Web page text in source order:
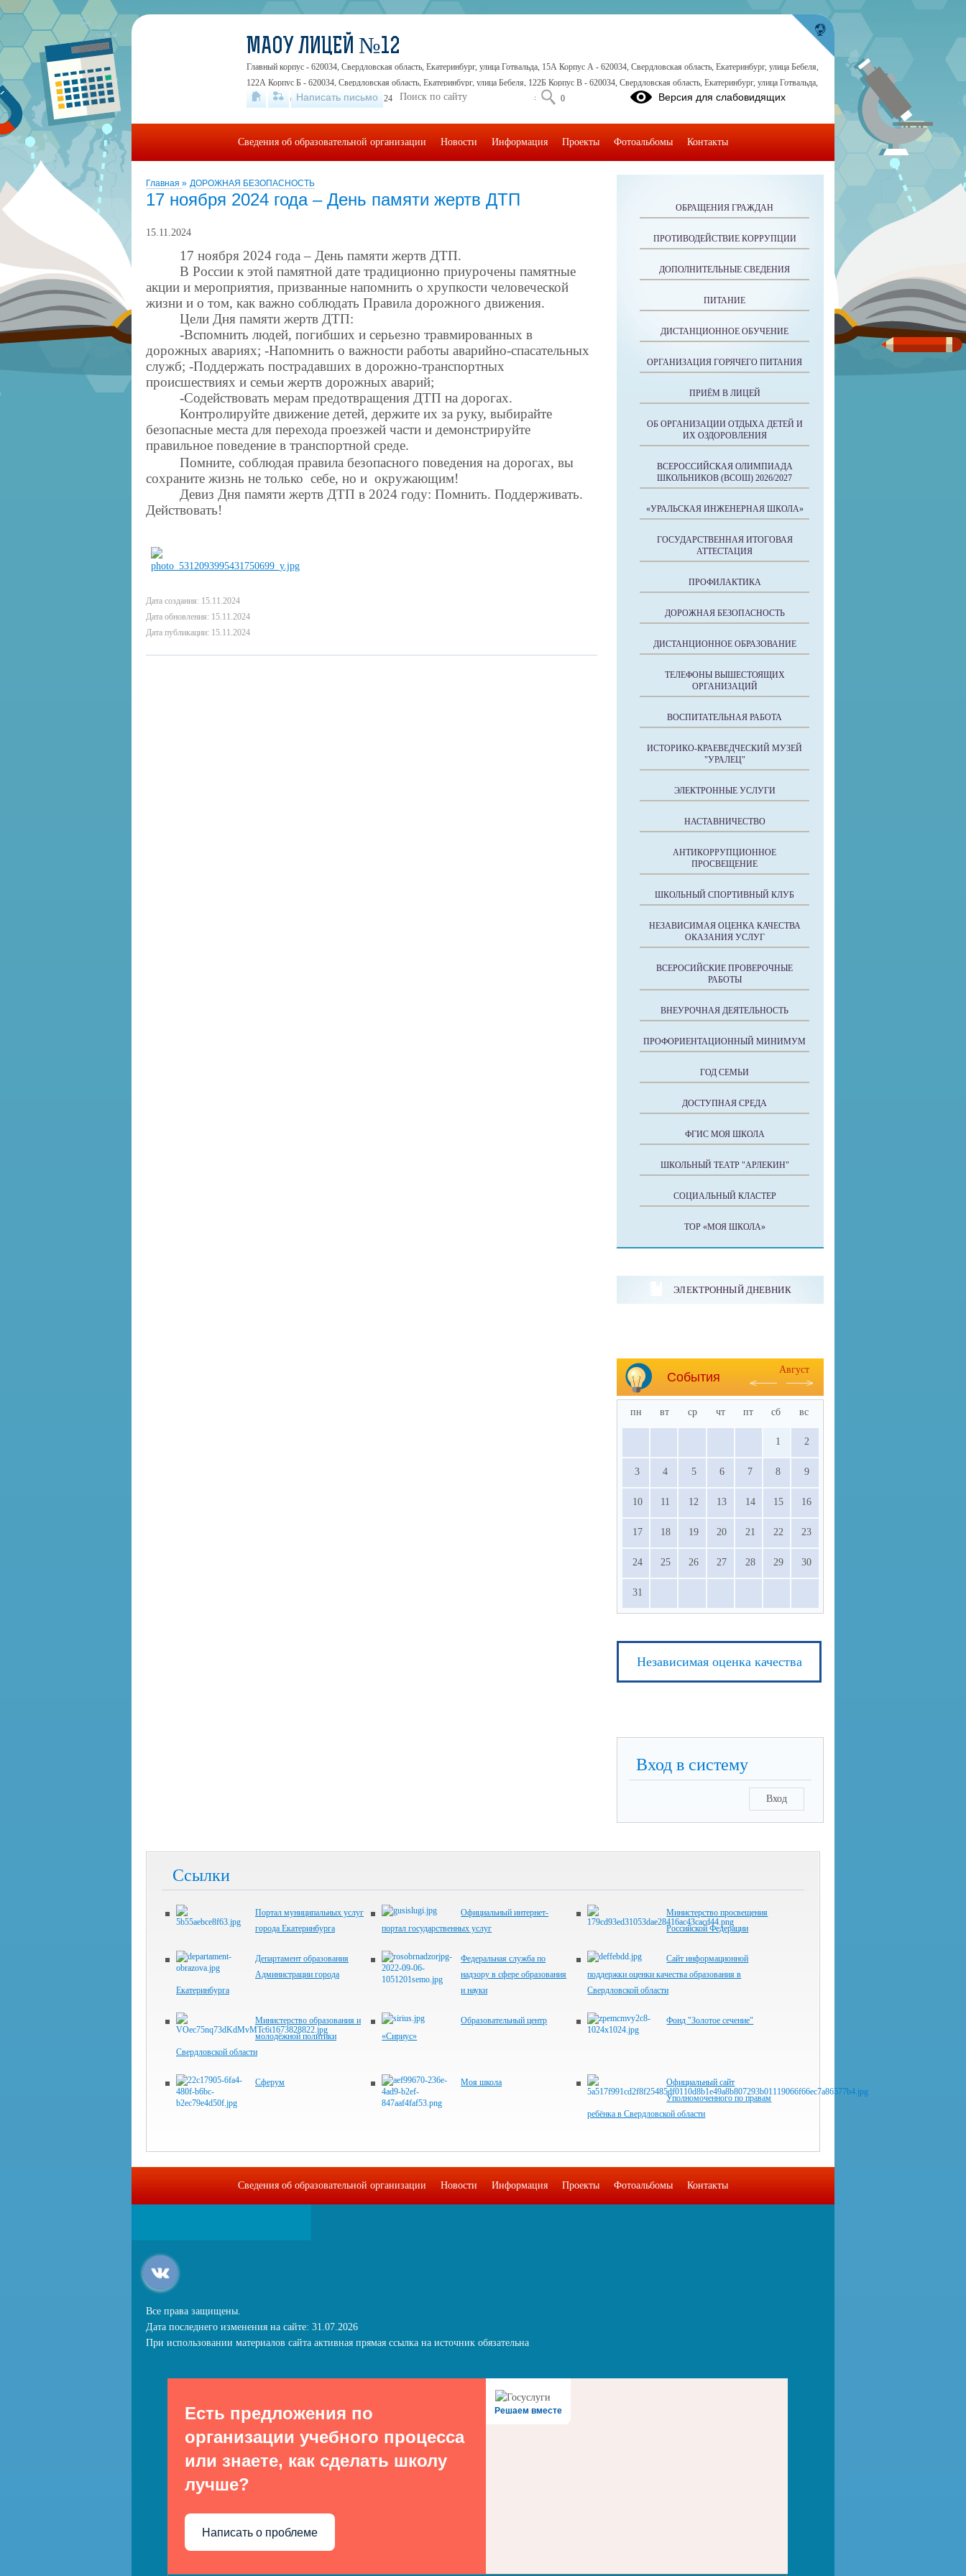
Главная » ДОРОЖНАЯ БЕЗОПАСНОСТЬ
17 ноября 2024 года – День памяти жертв ДТП
15.11.2024
17 ноября 2024 года – День памяти жертв ДТП.
В России к этой памятной дате традиционно приурочены памятные
акции и мероприятия, призванные напомнить о хрупкости человеческой
жизни и о том, как важно соблюдать Правила дорожного движения.
Цели Дня памяти жертв ДТП:
-Вспомнить людей, погибших и серьезно травмированных в
дорожных авариях; -Напомнить о важности работы аварийно-спасательных
служб; -Поддержать пострадавших в дорожно-транспортных
происшествиях и семьи жертв дорожных аварий;
-Содействовать мерам предотвращения ДТП на дорогах.
Контролируйте движение детей, держите их за руку, выбирайте
безопасные места для перехода проезжей части и демонстрируйте
правильное поведение в транспортной среде.
Помните, соблюдая правила безопасного поведения на дорогах, вы
сохраните жизнь не только себе, но и окружающим!
Девиз Дня памяти жертв ДТП в 2024 году: Помнить. Поддерживать.
Действовать!
Дата создания: 15.11.2024
Дата обновления: 15.11.2024
Дата публикации: 15.11.2024
ОБРАЩЕНИЯ ГРАЖДАН
ПРОТИВОДЕЙСТВИЕ КОРРУПЦИИ
ДОПОЛНИТЕЛЬНЫЕ СВЕДЕНИЯ
ПИТАНИЕ
ДИСТАНЦИОННОЕ ОБУЧЕНИЕ
ОРГАНИЗАЦИЯ ГОРЯЧЕГО ПИТАНИЯ
ПРИЁМ В ЛИЦЕЙ
ОБ ОРГАНИЗАЦИИ ОТДЫХА ДЕТЕЙ И
ИХ ОЗДОРОВЛЕНИЯ
ВСЕРОССИЙСКАЯ ОЛИМПИАДА
ШКОЛЬНИКОВ (ВСОШ) 2026/2027
«УРАЛЬСКАЯ ИНЖЕНЕРНАЯ ШКОЛА»
ГОСУДАРСТВЕННАЯ ИТОГОВАЯ
АТТЕСТАЦИЯ
ПРОФИЛАКТИКА
ДОРОЖНАЯ БЕЗОПАСНОСТЬ
ДИСТАНЦИОННОЕ ОБРАЗОВАНИЕ
ТЕЛЕФОНЫ ВЫШЕСТОЯЩИХ
ОРГАНИЗАЦИЙ
ВОСПИТАТЕЛЬНАЯ РАБОТА
ИСТОРИКО-КРАЕВЕДЧЕСКИЙ МУЗЕЙ
"УРАЛЕЦ"
ЭЛЕКТРОННЫЕ УСЛУГИ
НАСТАВНИЧЕСТВО
АНТИКОРРУПЦИОННОЕ
ПРОСВЕЩЕНИЕ
ШКОЛЬНЫЙ СПОРТИВНЫЙ КЛУБ
НЕЗАВИСИМАЯ ОЦЕНКА КАЧЕСТВА
ОКАЗАНИЯ УСЛУГ
ВСЕРОСИЙСКИЕ ПРОВЕРОЧНЫЕ
РАБОТЫ
ВНЕУРОЧНАЯ ДЕЯТЕЛЬНОСТЬ
ПРОФОРИЕНТАЦИОННЫЙ МИНИМУМ
ГОД СЕМЬИ
ДОСТУПНАЯ СРЕДА
ФГИС МОЯ ШКОЛА
ШКОЛЬНЫЙ ТЕАТР "АРЛЕКИН"
СОЦИАЛЬНЫЙ КЛАСТЕР
ТОР «МОЯ ШКОЛА»
ЭЛЕКТРОННЫЙ ДНЕВНИК
События
Август
пн вт ср чт пт сб вс
1 2
3 4 5 6 7 8 9
10 11 12 13 14 15 16
17 18 19 20 21 22 23
24 25 26 27 28 29 30
31
Независимая оценка качества
Вход в систему
Вход
Ссылки
Портал муниципальных услуг
города Екатеринбурга
Официальный интернет-
портал государственных услуг
Министерство просвещения
Российской Федерации
Департамент образования
Администрации города
Екатеринбурга
Федеральная служба по
надзору в сфере образования
и науки
Сайт информационной
поддержки оценки качества образования в
Свердловской области
Министерство образования и
молодёжной политики
Свердловской области
Образовательный центр
«Сириус»
Фонд "Золотое сечение"
Сферум Моя школа
Официальный сайт
Уполномоченного по правам
ребёнка в Свердловской области
МАОУ ЛИЦЕЙ №12
Главный корпус - 620034, Свердловская область, Екатеринбург, улица Готвальда, 15А Корпус А - 620034, Свердловская область, Екатеринбург, улица Бебеля,
122А Корпус Б - 620034, Свердловская область, Екатеринбург, улица Бебеля, 122Б Корпус В - 620034, Свердловская область, Екатеринбург, улица Готвальда,
19А
+7 (343) 245-41-30, +7 (343) 245-32-16, +7 (343) 245-71-71, +7 (343) 245-30-30
Написать письмо Версия для слабовидящих
Сведения об образовательной организации Новости Информация Проекты Фотоальбомы Контакты
Сведения об образовательной организации Новости Информация Проекты Фотоальбомы Контакты
Все права защищены.
Дата последнего изменения на сайте: 31.07.2026
При использовании материалов сайта активная прямая ссылка на источник обязательна
Решаем вместе
Есть предложения по
организации учебного процесса
или знаете, как сделать школу
лучше?
Написать о проблеме